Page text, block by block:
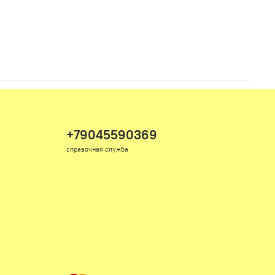
+79045590369
справочная служба